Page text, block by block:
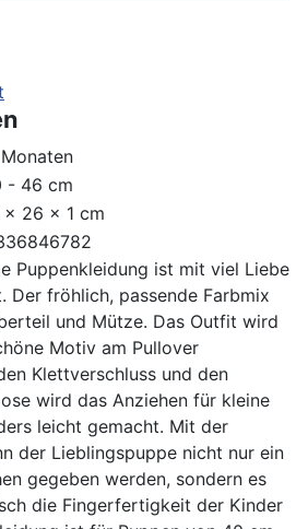
- 46 cm
x 26 x 1 cm
Puppenkleidung ist mit viel Liebe
Der fröhlich, passende Farbmix
und Mütze. Das Outfit wird
Motiv am Pullover
Klettverschluss und den
wird das Anziehen für kleine
leicht gemacht. Mit der
der Lieblingspuppe nicht nur ein
gegeben werden, sondern es
die Fingerfertigkeit der Kinder